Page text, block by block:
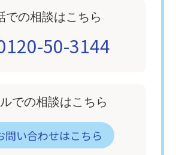
での相談はこちら
50-3144
での相談はこちら
問い合わせはこちら